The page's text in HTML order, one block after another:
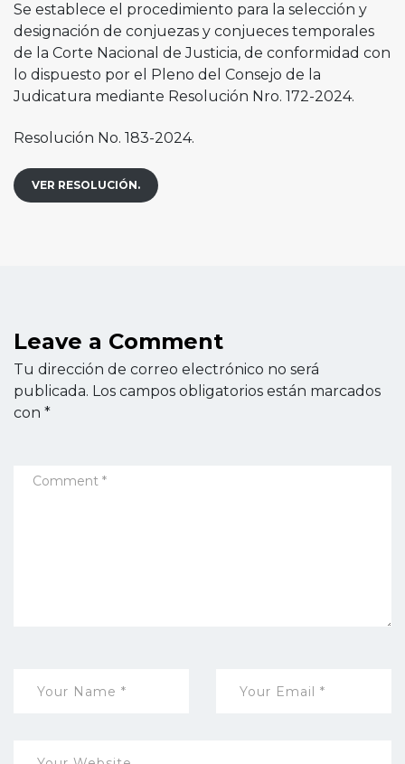
Se establece el procedimiento para la selección y
designación de conjuezas y conjueces temporales
de la Corte Nacional de Justicia, de conformidad con
lo dispuesto por el Pleno del Consejo de la
Judicatura mediante Resolución Nro. 172-2024.
Resolución No. 183-2024.
VER RESOLUCIÓN.
Leave a Comment
Tu dirección de correo electrónico no será
publicada. Los campos obligatorios están marcados
con *